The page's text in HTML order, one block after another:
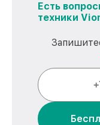
Есть
техники